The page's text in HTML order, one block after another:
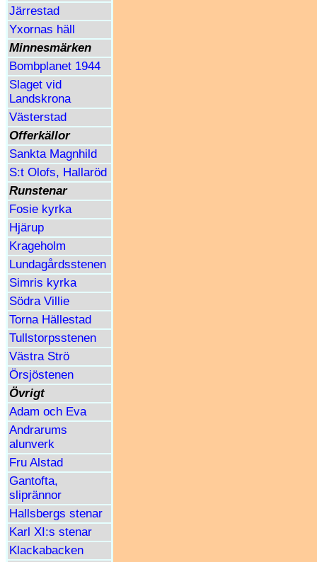
Järrestad
Yxornas häll
Minnesmärken
Bombplanet 1944
Slaget vid
Landskrona
Västerstad
Offerkällor
Sankta Magnhild
S:t Olofs, Hallaröd
Runstenar
Fosie kyrka
Hjärup
Krageholm
Lundagårdsstenen
Simris kyrka
Södra Villie
Torna Hällestad
Tullstorpsstenen
Västra Strö
Örsjöstenen
Övrigt
Adam och Eva
Andrarums
alunverk
Fru Alstad
Gantofta,
sliprännor
Hallsbergs stenar
Karl XI:s stenar
Klackabacken